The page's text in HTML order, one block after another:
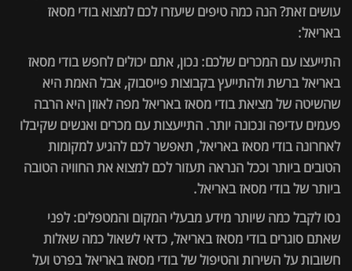
עושים זאת? הנה כמה טיפים שיעזרו לכם למצוא בודי מסאז
באריאל:
התייעצו עם המכרים שלכם: נכון, אתם יכולים לחפש בודי מסאז
באריאל ברשת ולהתייעץ בקבוצות פייסבוק, אבל האמת היא
שהשיטה של מציאת בודי מסאז באריאל מפה לאוזן היא הרבה
פעמים עדיפה ונכונה יותר. התייעצות עם מכרים ואנשים שקיבלו
לאחרונה בודי מסאז באריאל, תאפשר לכם להגיע למקומות
הטובים ביותר וככל הנראה תעזור לכם למצוא את החוויה הטובה
ביותר של בודי מסאז באריאל.
נסו לקבל כמה שיותר מידע מבעלי המקום והמטפלים: לפני
שאתם סוגרים בודי מסאז באריאל, כדאי לשאול כמה שאלות
חשובות על השירות והטיפול של בודי מסאז באריאל בפרט ועל